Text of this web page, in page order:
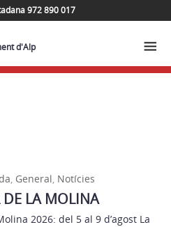
972 890 017
d'Alp
, General, Notícies
DE LA MOLINA
2026: del 5 al 9 d’agost La